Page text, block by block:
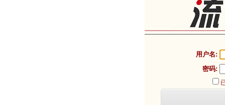
用户名:
密码: